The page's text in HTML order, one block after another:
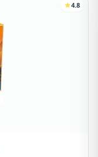
4.8